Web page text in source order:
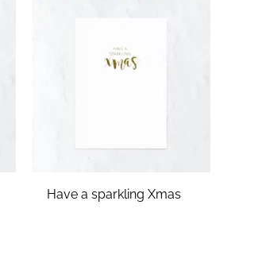
Have a sparkling Xmas